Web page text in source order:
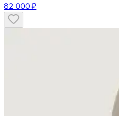
82 000 ₽